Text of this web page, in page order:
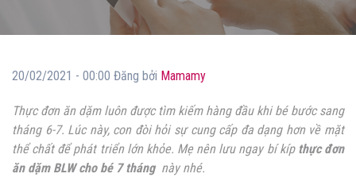
20/02/2021 - 00:00 Đăng bởi Mamamy
Thực đơn ăn dặm luôn được tìm kiếm hàng đầu khi bé bước sang
tháng 6-7. Lúc này, con đòi hỏi sự cung cấp đa dạng hơn về mặt
thể chất để phát triển lớn khỏe. Mẹ nên lưu ngay bí kíp thực đơn
ăn dặm BLW cho bé 7 tháng này nhé.